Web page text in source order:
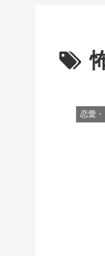
恋愛